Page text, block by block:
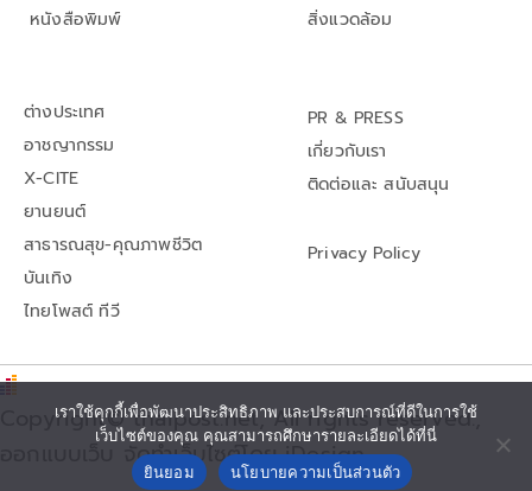
หนังสือพิมพ์
สิ่งแวดล้อม
ต่างประเทศ
อาชญากรรม
X-CITE
ยานยนต์
สาธารณสุข-คุณภาพชีวิต
บันเทิง
ไทยโพสต์ ทีวี
PR & PRESS
เกี่ยวกับเรา
ติดต่อและ สนับสนุน
Privacy Policy
Copyright© thaipost.net, All rights reserved.,
ออกแบบเว็บ จัดทำเว็บไซต์โดย iDesign
เราใช้คุกกี้เพื่อพัฒนาประสิทธิภาพ และประสบการณ์ที่ดีในการใช้
เว็บไซต์ของคุณ คุณสามารถศึกษารายละเอียดได้ที่นี่
ยินยอม
นโยบายความเป็นส่วนตัว